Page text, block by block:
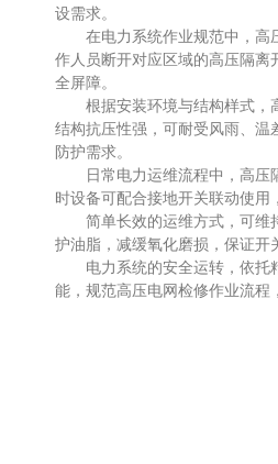
设需求。
在电力系统作业规范中，高压
作人员断开对应区域的高压隔
全屏障。
根据安装环境与结构样式，高
结构抗压性强，可耐受风雨、
防护需求。
日常电力运维流程中，高压隔
时设备可配合接地开关联动使
简单长效的运维方式，可维
护油脂，减缓氧化磨损，保证
电力系统的安全运转，依托精
能，规范高压电网检修作业流